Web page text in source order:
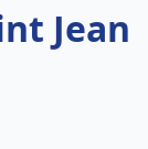
Jean